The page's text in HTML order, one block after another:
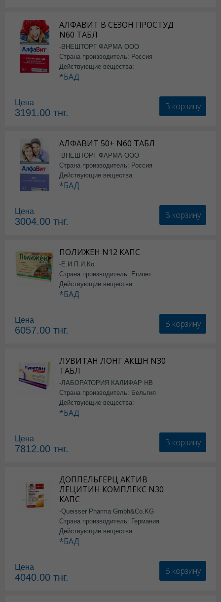
АЛФАВИТ В СЕЗОН ПРОСТУД
N60 ТАБЛ
-ВНЕШТОРГ ФАРМА ООО
Страна производитель: Россия
Действующие вещества:
*БАД
Цена
3191.00 тнг.
В корзину
АЛФАВИТ 50+ N60 ТАБЛ
-ВНЕШТОРГ ФАРМА ООО
Страна производитель: Россия
Действующие вещества:
*БАД
Цена
3004.00 тнг.
В корзину
ПОЛИЖЕН N12 КАПС
-Е.И.П.И.Ко.
Страна производитель: Египет
Действующие вещества:
*БАД
Цена
6057.00 тнг.
В корзину
ЛУВИТАН ЛОНГ АКШН N30
ТАБЛ
-ЛАБОРАТОРИЯ КАЛИФАР НВ
Страна производитель: Бельгия
Действующие вещества:
*БАД
Цена
7812.00 тнг.
В корзину
ДОППЕЛЬГЕРЦ АКТИВ
ЛЕЦИТИН КОМПЛЕКС N30
КАПС
-Queisser Pharma Gmbh&Co.KG
Страна производитель: Германия
Действующие вещества:
*БАД
Цена
4040.00 тнг.
В корзину